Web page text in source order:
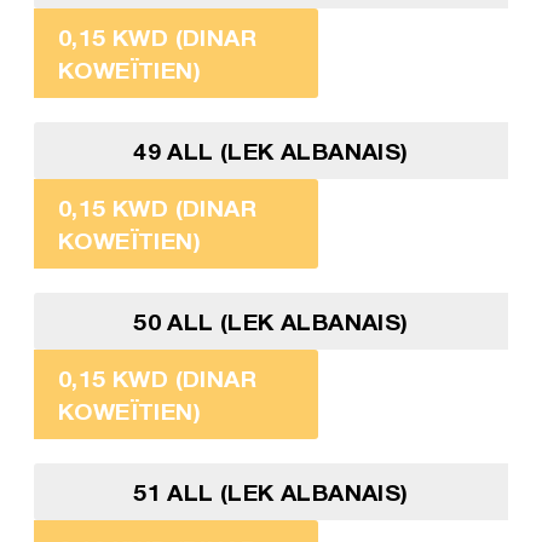
0,15 KWD (DINAR
KOWEÏTIEN)
49 ALL (LEK ALBANAIS)
0,15 KWD (DINAR
KOWEÏTIEN)
50 ALL (LEK ALBANAIS)
0,15 KWD (DINAR
KOWEÏTIEN)
51 ALL (LEK ALBANAIS)